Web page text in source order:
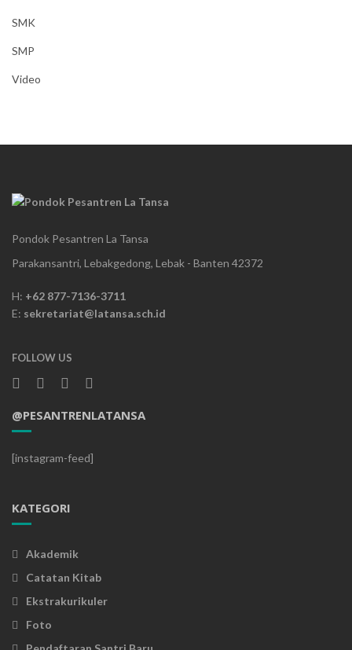
SMK
SMP
Video
Pondok Pesantren La Tansa
Parakansantri, Lebakgedong, Lebak - Banten 42372
H: +62 877-7136-3711
E: sekretariat@latansa.sch.id
FOLLOW US
@PESANTRENLATANSA
[instagram-feed]
KATEGORI
Akademik
Catatan Kitab
Ekstrakurikuler
Foto